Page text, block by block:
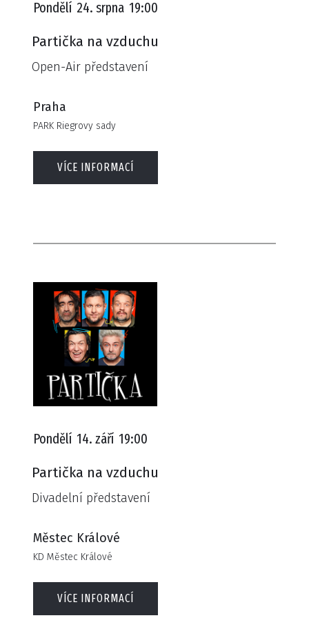
Pondělí 24. srpna 19:00
Partička na vzduchu
Open-Air představení
Praha
PARK Riegrovy sady
VÍCE INFORMACÍ
Pondělí 14. září 19:00
Partička na vzduchu
Divadelní představení
Městec Králové
KD Městec Králové
VÍCE INFORMACÍ